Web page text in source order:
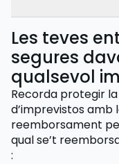
Les teves
segures
qualsevol
Recorda protegir
d’imprevistos amb
reemborsament
qual se’t
: